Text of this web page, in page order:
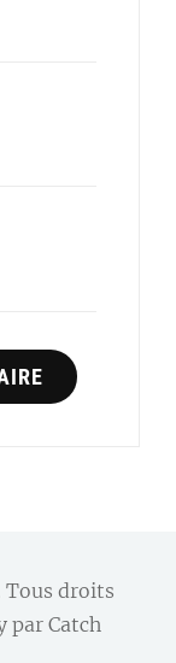
Tous droits
par Catch